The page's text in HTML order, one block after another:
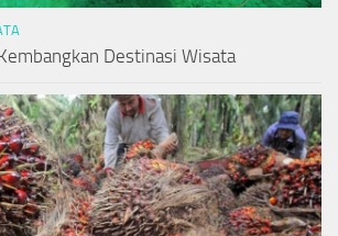
Destinasi Wisata